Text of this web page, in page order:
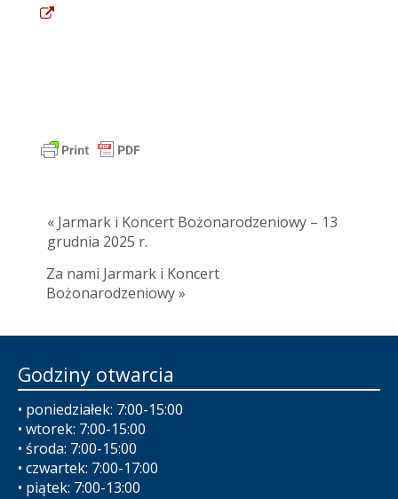
« Jarmark i Koncert Bożonarodzeniowy – 13
grudnia 2025 r.
Za nami Jarmark i Koncert
Bożonarodzeniowy »
Godziny otwarcia
• poniedziałek: 7:00-15:00
• wtorek: 7:00-15:00
• środa: 7:00-15:00
• czwartek: 7:00-17:00
• piątek: 7:00-13:00